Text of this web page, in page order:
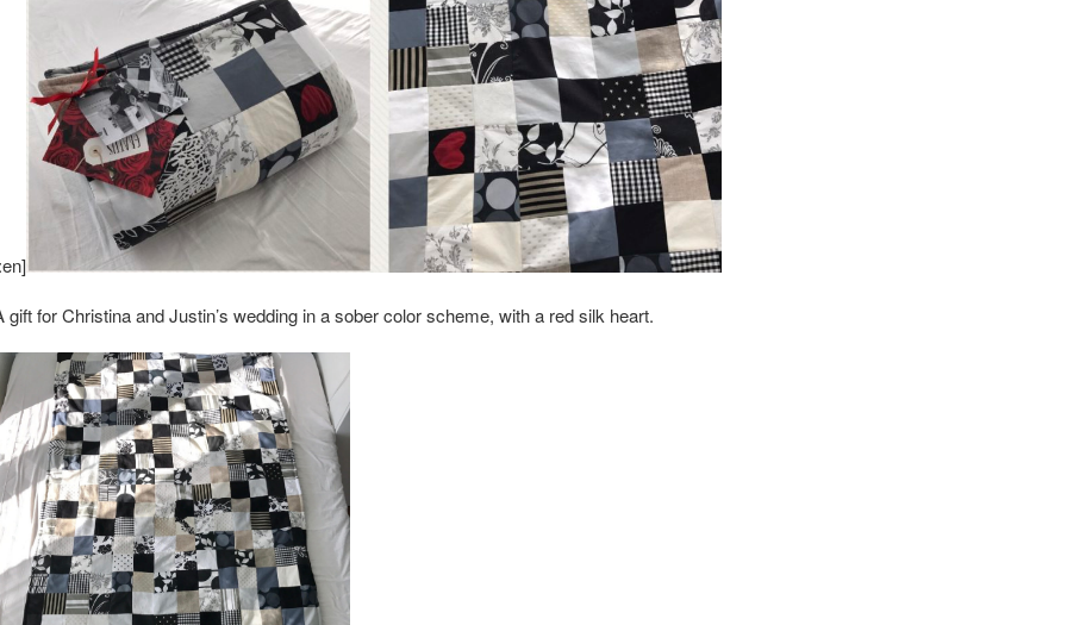
gift for Christina and Justin’s wedding in a sober color scheme, with a red silk heart.